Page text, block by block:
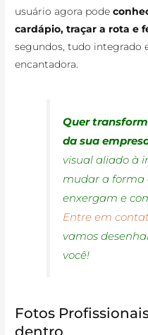
usuário agora pode
cardápio, traçar a rota e
segundos, tudo integrado
encantadora.
Quer
da sua
visual aliado à
mudar a forma
enxergam e
Entre em
vamos
você!
Fotos
dentro